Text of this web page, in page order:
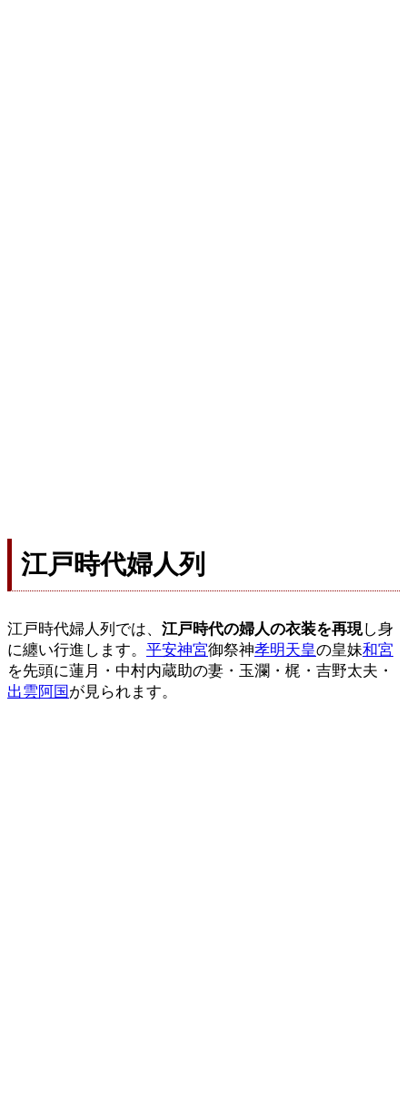
江戸時代婦人列
江戸時代婦人列では、 江戸時代の婦人の衣装を再現し身
に纏い行進します。 平安神宮御祭神孝明天皇の皇妹和宮
を先頭に蓮月・中村内蔵助の妻・玉瀾・梶・吉野太夫・
出雲阿国 が見られます。